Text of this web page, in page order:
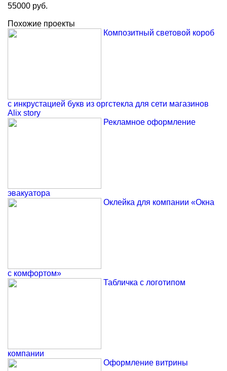
55000 руб.
Похожие проекты
Композитный световой короб
с инкрустацией букв из оргстекла для сети магазинов
Alix story
Рекламное оформление
эвакуатора
Оклейка для компании «Окна
с комфортом»
Табличка с логотипом
компании
Оформление витрины